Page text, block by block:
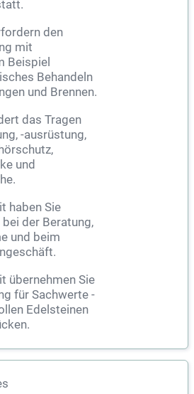
den
mit
Beispiel
Behandeln
und Brennen.
das Tragen
-ausrüstung,
und
haben Sie
der Beratung,
und beim
übernehmen Sie
für Sachwerte -
Edelsteinen